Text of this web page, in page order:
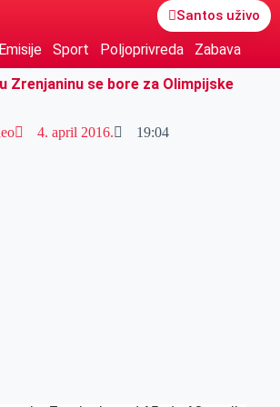
Santos uživo
Emisije Sport Poljoprivreda
Zabava
Zrenjaninu se bore za Olimpijske
4. april 2016. 19:04